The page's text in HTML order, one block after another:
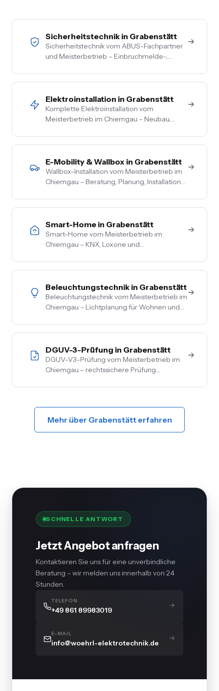
Sicherheitstechnik in Grabenstätt
Sicherheitstechnik vom ABUS-Fachpartner
und Meisterbetrieb – Einbruchmelde-,
Begehung.
Elektroinstallation in Grabenstätt
Komplette Elektroinstallation vom
Meisterbetrieb im Chiemgau – Neubau,
E-Mobility & Wallbox in Grabenstätt
Wallbox-Installation vom Meisterbetrieb im
Chiemgau – Beratung, Planung, Installation
Smart-Home in Grabenstätt
Smart-Home vom Meisterbetrieb im
Chiemgau – KNX, Loxone und
Beleuchtungstechnik in Grabenstätt
Beleuchtungstechnik vom Meisterbetrieb im
Chiemgau – Lichtplanung für Wohnen und
DGUV-3-Prüfung in Grabenstätt
DGUV-V3-Prüfung vom Meisterbetrieb im
Chiemgau – rechtssichere Prüfung
Mehr über Grabenstätt erfahren
SCHNELLE ANTWORT
Jetzt Angebot anfragen
Kontaktieren Sie uns für eine unverbindliche
Beratung – wir melden uns innerhalb von 24
Stunden.
TELEFON
+49 861 89983019
E-MAIL
info@woehrl-elektrotechnik.de